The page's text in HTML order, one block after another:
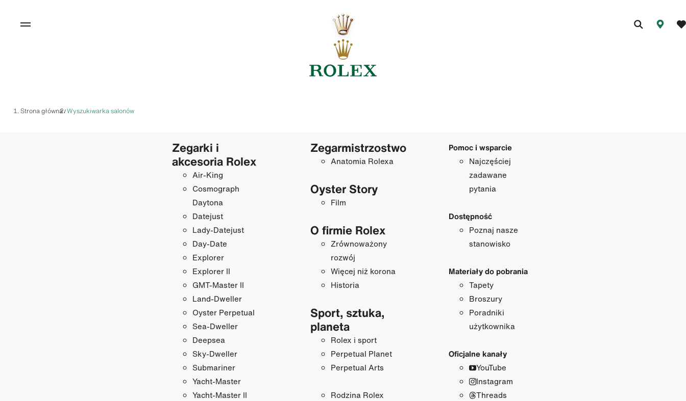
Strona główna/Wyszukiwarka salonów
Zegarki i
akcesoria Rolex
Air-King
Cosmograph
Daytona
Datejust
Lady-Datejust
Day-Date
Explorer
Explorer II
GMT-Master II
Land-Dweller
Oyster Perpetual
Sea-Dweller
Deepsea
Sky-Dweller
Submariner
Yacht-Master
Yacht-Master II
Zegarmistrzostwo
Anatomia Rolexa
Oyster Story
Film
O firmie Rolex
Zrównoważony
rozwój
Więcej niż korona
Historia
Sport, sztuka,
planeta
Rolex i sport
Perpetual Planet
Perpetual Arts
Rodzina Rolex
Pomoc i wsparcie
Najczęściej
zadawane
pytania
Dostępność
Poznaj nasze
stanowisko
Materiały do pobrania
Tapety
Broszury
Poradniki
użytkownika
Oficjalne kanały
YouTube
Instagram
Threads